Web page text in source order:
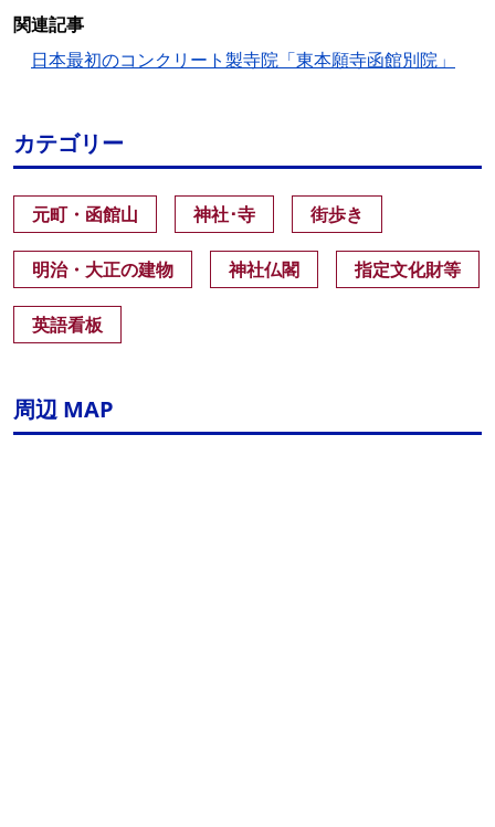
関連記事
日本最初のコンクリート製寺院「東本願寺函館別院」
カテゴリー
元町・函館山 神社･寺 街歩き
明治・大正の建物 神社仏閣 指定文化財等
英語看板
周辺 MAP